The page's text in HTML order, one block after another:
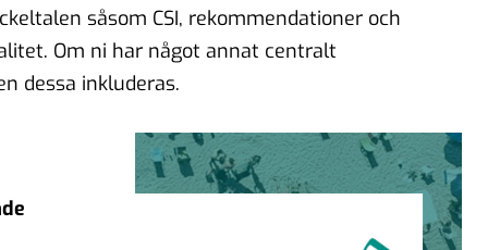
såsom CSI, rekommendationer och
Om ni har något annat centralt
dessa inkluderas.